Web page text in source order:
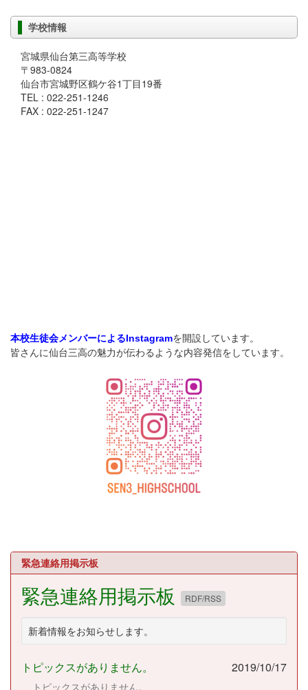
学校情報
宮城県仙台第三高等学校
〒983-0824
仙台市宮城野区鶴ケ谷1丁目19番
TEL : 022-251-1246
FAX : 022-251-1247
本校生徒会メンバーによるInstagramを開設しています。
皆さんに仙台三高の魅力が伝わるような内容発信をしています。
緊急連絡用掲示板
緊急連絡用掲示板 RDF/RSS
新着情報をお知らせします。
トピックスがありません。 2019/10/17
トピックスがありません。